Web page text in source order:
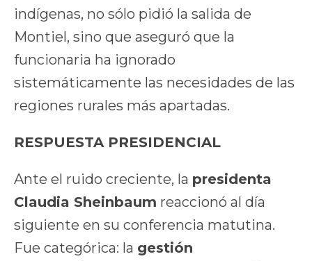
indígenas, no sólo pidió la salida de
Montiel, sino que aseguró que la
funcionaria ha ignorado
sistemáticamente las necesidades de las
regiones rurales más apartadas.
RESPUESTA PRESIDENCIAL
Ante el ruido creciente, la presidenta
Claudia Sheinbaum reaccionó al día
siguiente en su conferencia matutina.
Fue categórica: la gestión